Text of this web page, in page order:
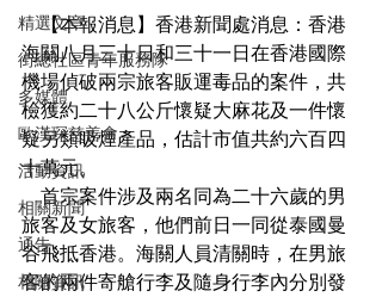
精選文章
街總社區青年服務隊
多媒體
歐漢琛慈善會
活動資訊
相關新聞
通告
相關資訊
【本報消息】香港新聞處消息：香港
海關八月三十日和三十一日在香港國際
機場偵破兩宗旅客販運毒品的案件，共
檢獲約二十八公斤懷疑大麻花及一件懷
疑另類吸煙產品，估計市值共約六百四
十萬元。
首宗案件涉及兩名同為二十六歲的男
旅客及女旅客，他們前日一同從泰國曼
谷飛抵香港。海關人員清關時，在男旅
客的兩件寄艙行李及隨身行李內分別發